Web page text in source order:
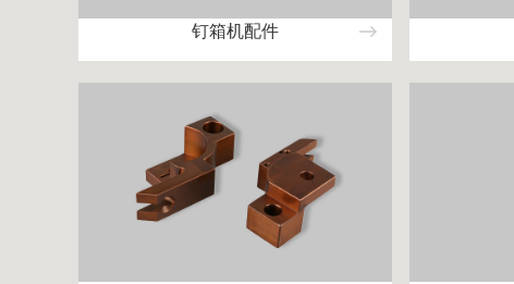
钉箱机配件